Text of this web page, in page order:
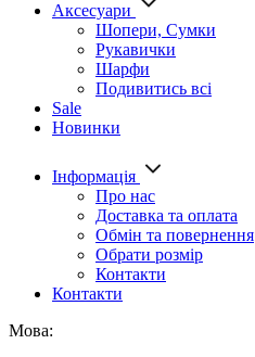
Аксесуари
Шопери, Сумки
Рукавички
Шарфи
Подивитись всі
Sale
Новинки
Інформація
Про нас
Доставка та оплата
Обмін та повернення
Обрати розмір
Контакти
Контакти
Мова: